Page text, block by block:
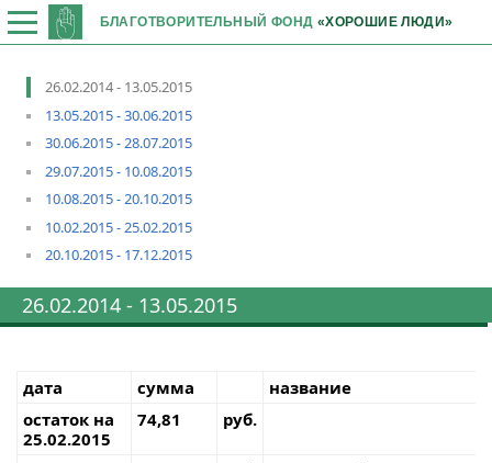
БЛАГОТВОРИТЕЛЬНЫЙ ФОНД «ХОРОШИЕ ЛЮДИ»
26.02.2014 - 13.05.2015
13.05.2015 - 30.06.2015
30.06.2015 - 28.07.2015
29.07.2015 - 10.08.2015
10.08.2015 - 20.10.2015
10.02.2015 - 25.02.2015
20.10.2015 - 17.12.2015
26.02.2014 - 13.05.2015
дата сумма
название
остаток на
25.02.2015
74,81 руб.